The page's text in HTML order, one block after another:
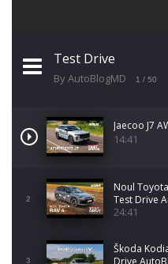
Test Drive
By AutoBlogMD 1 / 50
Jaecoo J7
14:41
2
Noul
Test Drive
24:41
3
Škoda
Drive